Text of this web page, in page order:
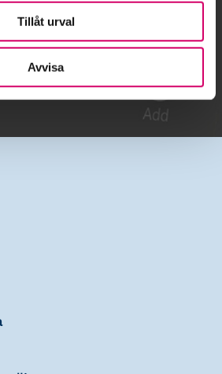
Tillåt urval
Avvisa
till kalendariet
till i kalender